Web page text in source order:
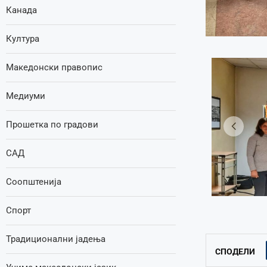
СПОДЕЛИ
Канада
Култура
Македонски правопис
Медиуми
Прошетка по градови
САД
Соопштенија
Спорт
Традиционални јадења